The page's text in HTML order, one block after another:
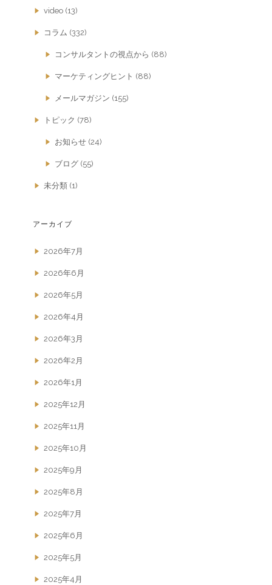
video (13)
コラム (332)
コンサルタントの視点から (88)
マーケティングヒント (88)
メールマガジン (155)
トピック (78)
お知らせ (24)
ブログ (55)
未分類 (1)
アーカイブ
2026年7月
2026年6月
2026年5月
2026年4月
2026年3月
2026年2月
2026年1月
2025年12月
2025年11月
2025年10月
2025年9月
2025年8月
2025年7月
2025年6月
2025年5月
2025年4月